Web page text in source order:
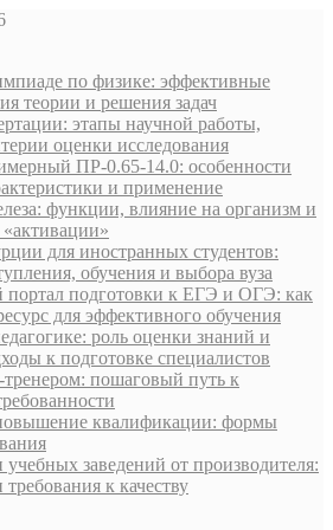
по физике: эффективные
теории и решения задач
этапы научной работы,
оценки исследования
ПР-0.65-14.0: особенности
и применение
функции, влияние на организм и
«активации»
для иностранных студентов:
обучения и выбора вуза
портал подготовки к ЕГЭ и ОГЭ: как
для эффективного обучения
роль оценки знаний и
к подготовке специалистов
тренером: пошаговый путь к
квалификации: формы
заведений от производителя:
к качеству